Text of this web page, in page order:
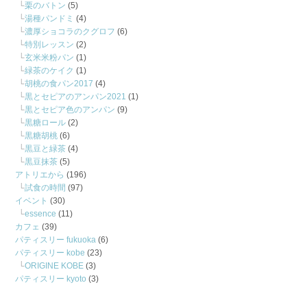
栗のバトン (5)
湯種パンドミ (4)
濃厚ショコラのクグロフ (6)
特別レッスン (2)
玄米米粉パン (1)
緑茶のケイク (1)
胡桃の食パン2017 (4)
黒とセピアのアンパン2021 (1)
黒とセピア色のアンパン (9)
黒糖ロール (2)
黒糖胡桃 (6)
黒豆と緑茶 (4)
黒豆抹茶 (5)
アトリエから (196)
試食の時間 (97)
イベント (30)
essence (11)
カフェ (39)
パティスリー fukuoka (6)
パティスリー kobe (23)
ORIGINE KOBE (3)
パティスリー kyoto (3)